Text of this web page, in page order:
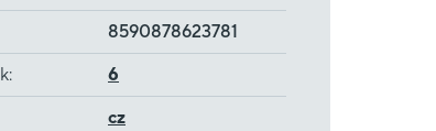
8590878623781
: 6
cz